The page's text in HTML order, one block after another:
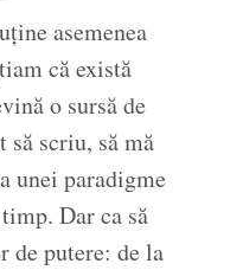
asemenea
că există
o sursă de
să scriu, să mă
unei paradigme
Dar ca să
de putere: de la